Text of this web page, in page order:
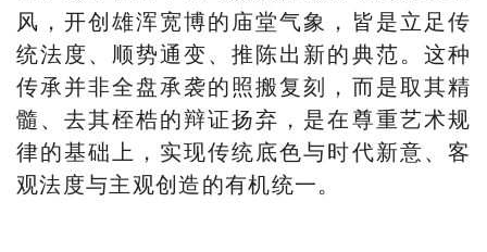
风，开创雄浑宽博的庙堂气象，皆是立足传
统法度、顺势通变、推陈出新的典范。这种
传承并非全盘承袭的照搬复刻，而是取其精
髓、去其桎梏的辩证扬弃，是在尊重艺术规
律的基础上，实现传统底色与时代新意、客
观法度与主观创造的有机统一。